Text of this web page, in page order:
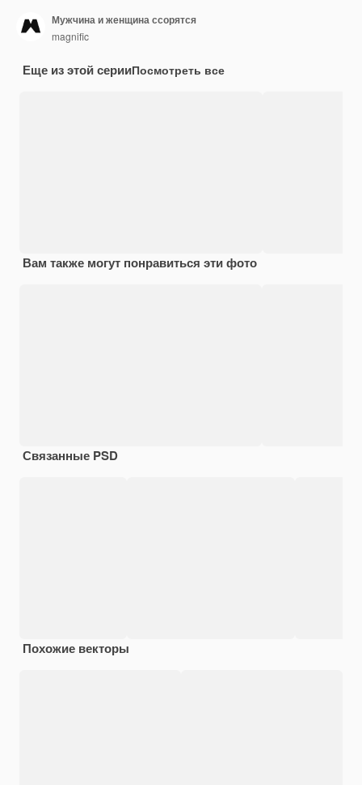
Мужчина и женщина ссорятся
magnific
Еще из этой серииПосмотреть все
Вам также могут понравиться эти фото
Связанные PSD
Похожие векторы